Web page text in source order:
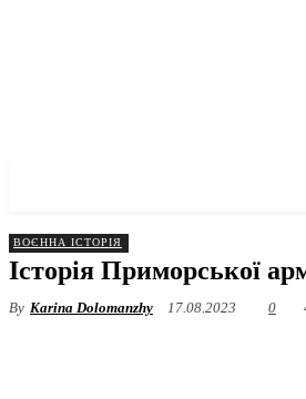
ВОЄННА ІСТОРІЯ
Історія Приморської
By Karina Dolomanzhy 17.08.2023 0